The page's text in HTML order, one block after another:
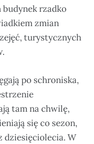
budynek rzadko
zmian
turystycznych
po schroniska,
tam na chwilę,
się co sezon,
dziesięciolecia. W